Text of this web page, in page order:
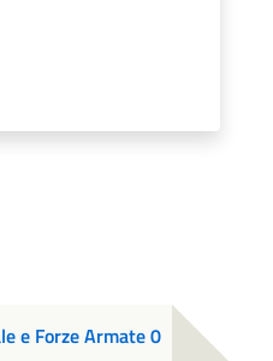
e Forze Armate 0